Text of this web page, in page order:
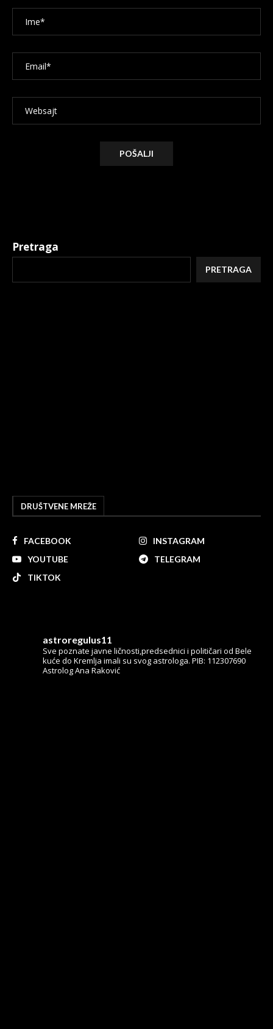
Pretraga
PRETRAGA
DRUŠTVENE MREŽE
FACEBOOK
INSTAGRAM
YOUTUBE
TELEGRAM
TIKTOK
astroregulus11
Sve poznate javne ličnosti,predsednici i političari od Bele
kuće do Kremlja imali su svog astrologa. PIB: 112307690
Astrolog Ana Raković